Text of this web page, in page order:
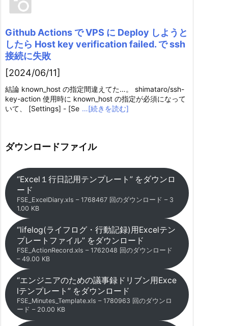
Github Actions で VPS に Deploy しようと
したら Host key verification failed. で ssh
接続に失敗
[2024/06/11]
結論 known_host の指定間違えてた…。 shimataro/ssh-
key-action 使用時に known_host の指定が必須になって
いて、 [Settings] - [Se …[続きを読む]
ダウンロードファイル
“Excel１行日記用テンプレート” をダウンロ
ード
FSE_ExcelDiary.xls – 1768467 回のダウンロード – 3
1.00 KB
“lifelog(ライフログ・行動記録)用Excelテン
プレートファイル” をダウンロード
FSE_ActionRecord.xls – 1762048 回のダウンロード
– 49.00 KB
“エンジニアのための議事録ドリブン用Exce
lテンプレート” をダウンロード
FSE_Minutes_Template.xls – 1780963 回のダウンロ
ード – 20.00 KB